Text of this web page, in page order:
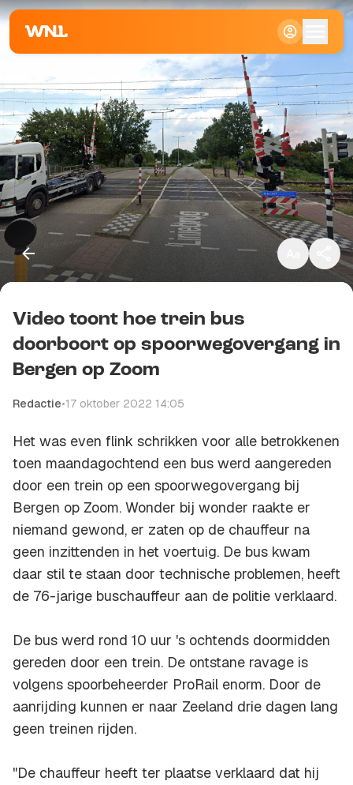
Klein
Standaard
Groot
Video toont hoe trein bus
doorboort op spoorwegovergang in
Bergen op Zoom
Redactie•17 oktober 2022 14:05
Het was even flink schrikken voor alle betrokkenen
toen maandagochtend een bus werd aangereden
door een trein op een spoorwegovergang bij
Bergen op Zoom. Wonder bij wonder raakte er
niemand gewond, er zaten op de chauffeur na
geen inzittenden in het voertuig. De bus kwam
daar stil te staan door technische problemen, heeft
de 76-jarige buschauffeur aan de politie verklaard.
De bus werd rond 10 uur 's ochtends doormidden
gereden door een trein. De ontstane ravage is
volgens spoorbeheerder ProRail enorm. Door de
aanrijding kunnen er naar Zeeland drie dagen lang
geen treinen rijden.
"De chauffeur heeft ter plaatse verklaard dat hij